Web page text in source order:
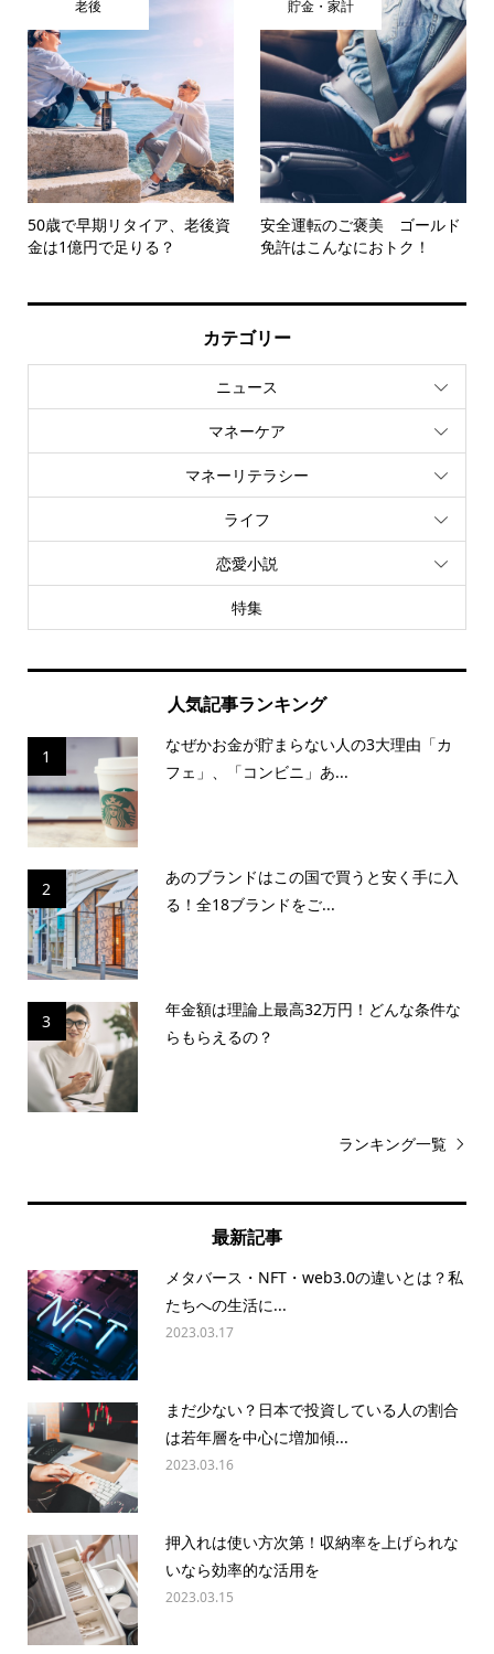
老後
50歳で早期リタイア、老後資
金は1億円で足りる？
貯金・家計
安全運転のご褒美 ゴールド
免許はこんなにおトク！
カテゴリー
ニュース
マネーケア
マネーリテラシー
ライフ
恋愛小説
特集
人気記事ランキング
1
なぜかお金が貯まらない人の3大理由「カ
フェ」、「コンビニ」あ...
2
あのブランドはこの国で買うと安く手に入
る！全18ブランドをご...
3
年金額は理論上最高32万円！どんな条件な
らもらえるの？
ランキング一覧
最新記事
メタバース・NFT・web3.0の違いとは？私
たちへの生活に...
2023.03.17
まだ少ない？日本で投資している人の割合
は若年層を中心に増加傾...
2023.03.16
押入れは使い方次第！収納率を上げられな
いなら効率的な活用を
2023.03.15